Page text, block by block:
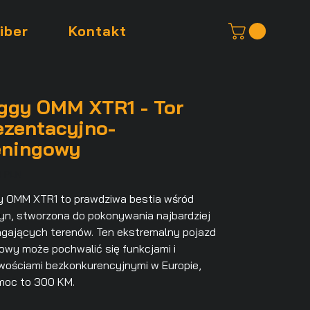
Kontakt
OMM XTR1 - Tor
OMM XTR1 to prawdziwa bestia wśród
stworzona do pokonywania najbardziej
terenów. Ten ekstremalny pojazd
może pochwalić się funkcjami i
bezkonkurencyjnymi w Europie,
to 300 KM.